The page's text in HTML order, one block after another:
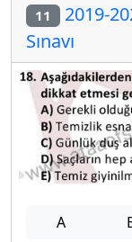
11 2019-
Sınavı
A